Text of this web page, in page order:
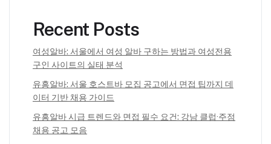
Recent Posts
여성알바: 서울에서 여성 알바 구하는 방법과 여성전용
구인 사이트의 실태 분석
유흥알바: 서울 호스트바 모집 공고에서 면접 팁까지 데
이터 기반 채용 가이드
유흥알바 시급 트렌드와 면접 필수 요건: 강남 클럽·주점
채용 공고 모음